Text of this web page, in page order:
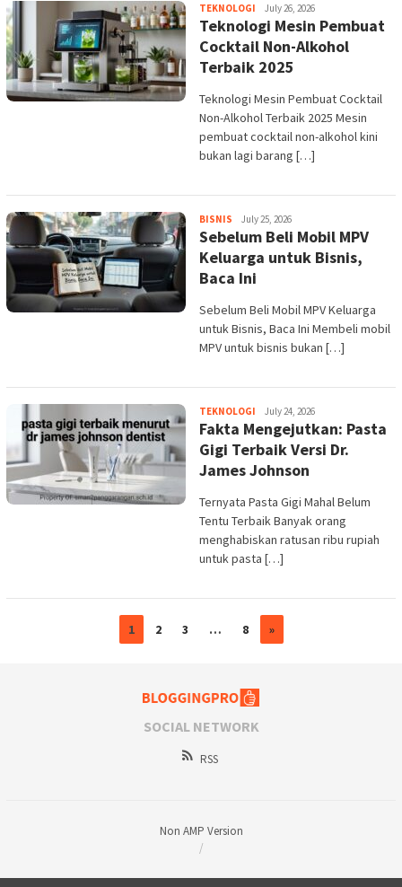
TEKNOLOGI admin
July 26, 2026
Teknologi Mesin Pembuat
Cocktail Non-Alkohol
Terbaik 2025
Teknologi Mesin Pembuat Cocktail
Non-Alkohol Terbaik 2025 Mesin
pembuat cocktail non-alkohol kini
bukan lagi barang […]
BISNIS admin
July 25, 2026
Sebelum Beli Mobil MPV
Keluarga untuk Bisnis,
Baca Ini
Sebelum Beli Mobil MPV Keluarga
untuk Bisnis, Baca Ini Membeli mobil
MPV untuk bisnis bukan […]
TEKNOLOGI admin
July 24, 2026
Fakta Mengejutkan: Pasta
Gigi Terbaik Versi Dr.
James Johnson
Ternyata Pasta Gigi Mahal Belum
Tentu Terbaik Banyak orang
menghabiskan ratusan ribu rupiah
untuk pasta […]
1 2 3 … 8 »
SOCIAL NETWORK
RSS
Non AMP Version
/